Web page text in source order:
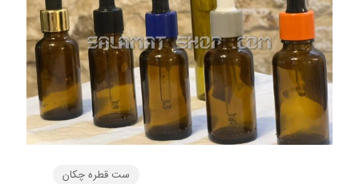
ست قطره چکان